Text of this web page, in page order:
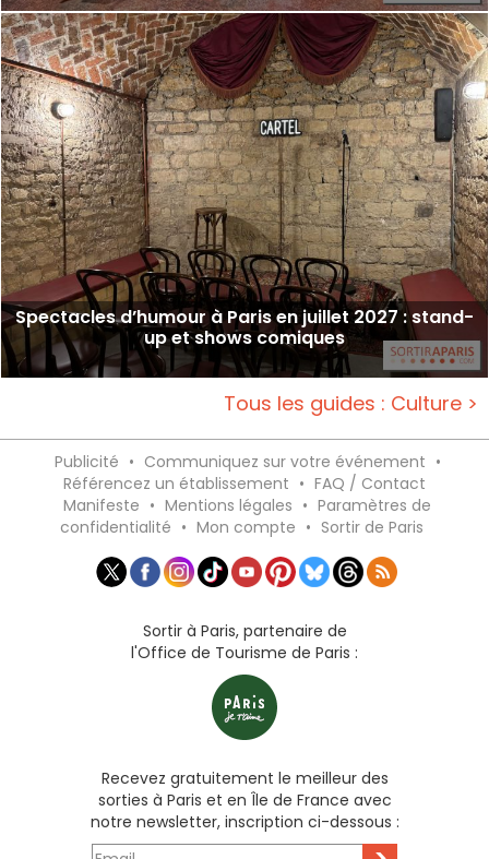
Spectacles d’humour à Paris en juillet 2027 : stand-
up et shows comiques
Tous les guides : Culture >
Publicité • Communiquez sur votre événement •
Référencez un établissement • FAQ / Contact
Manifeste • Mentions légales • Paramètres de
confidentialité • Mon compte • Sortir de Paris
Sortir à Paris, partenaire de
l'Office de Tourisme de Paris :
Recevez gratuitement le meilleur des
sorties à Paris et en Île de France avec
notre newsletter, inscription ci-dessous :